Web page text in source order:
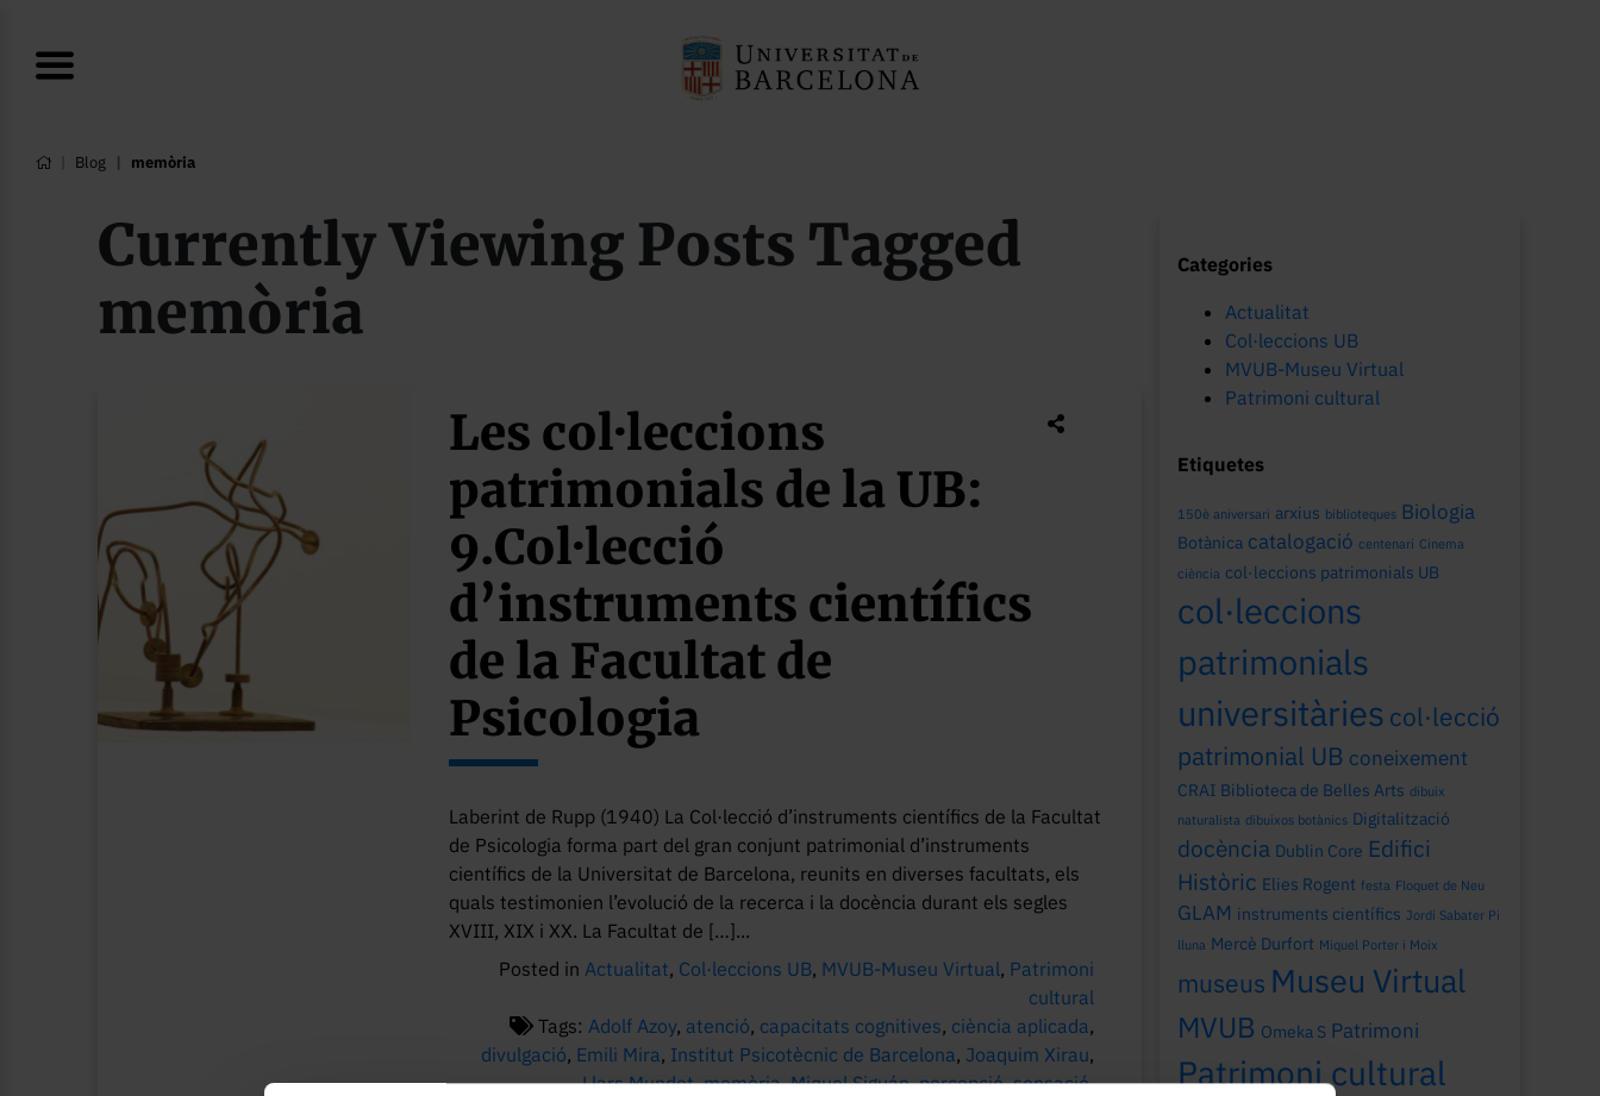
Blog memòria
Currently Viewing Posts Tagged
memòria
Les col·leccions
patrimonials de la UB:
9.Col·lecció
d’instruments científics
de la Facultat de
Psicologia
Laberint de Rupp (1940) La Col·lecció d’instruments científics de la Facultat
de Psicologia forma part del gran conjunt patrimonial d’instruments
científics de la Universitat de Barcelona, reunits en diverses facultats, els
quals testimonien l’evolució de la recerca i la docència durant els segles
XVIII, XIX i XX. La Facultat de […]...
Posted inActualitat, Col·leccions UB, MVUB-Museu Virtual, Patrimoni
cultural
Tags:Adolf Azoy, atenció, capacitats cognitives, ciència aplicada,
divulgació, Emili Mira, Institut Psicotècnic de Barcelona, Joaquim Xirau,
Llars Mundet,memòria,Miquel Siguán,percepció,sensació,
Categories
Actualitat
Col·leccions UB
MVUB-Museu Virtual
Patrimoni cultural
Etiquetes
150è aniversari arxius biblioteques Biologia
Botànica catalogació centenari Cinema
ciència col·leccions patrimonials UB
col·leccions
patrimonials
universitàries col·lecció
patrimonial UB coneixement
CRAI Biblioteca de Belles Arts dibuix
naturalista dibuixos botànics Digitalització
docència Dublin Core Edifici
Històric Elies Rogent festa Floquet de Neu
GLAM instruments científics Jordi Sabater Pi
lluna Mercè Durfort Miquel Porter i Moix
museus Museu Virtual
MVUB Omeka S Patrimoni
Patrimoni cultural